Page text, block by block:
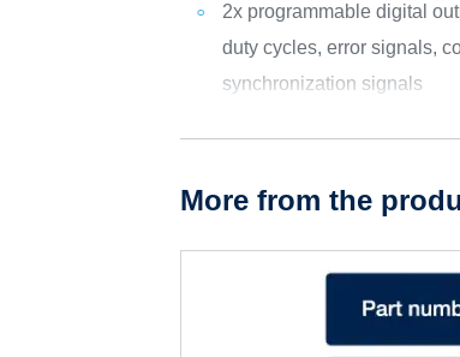
2x programmable digital
duty cycles, error signals,
synchronization signals
More from the